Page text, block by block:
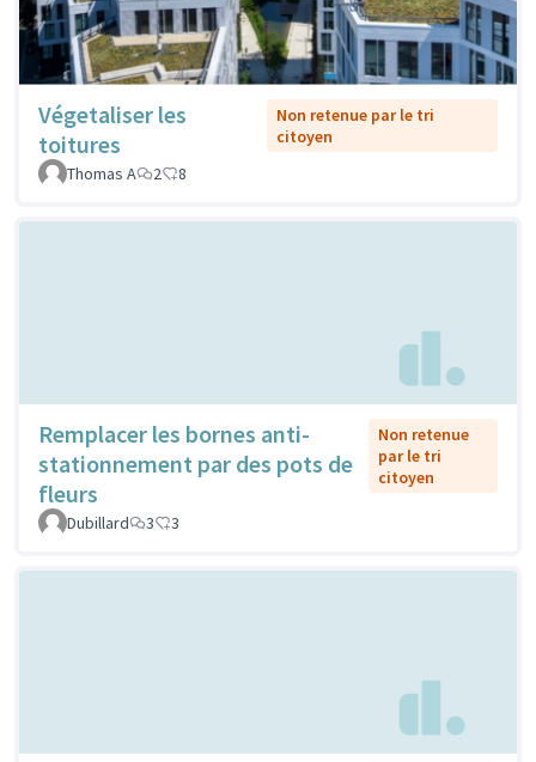
Végetaliser les
toitures
Non retenue par le tri
citoyen
Thomas A
2 8
Remplacer les bornes anti-
stationnement par des pots de
fleurs
Non retenue
par le tri
citoyen
Dubillard 3 3